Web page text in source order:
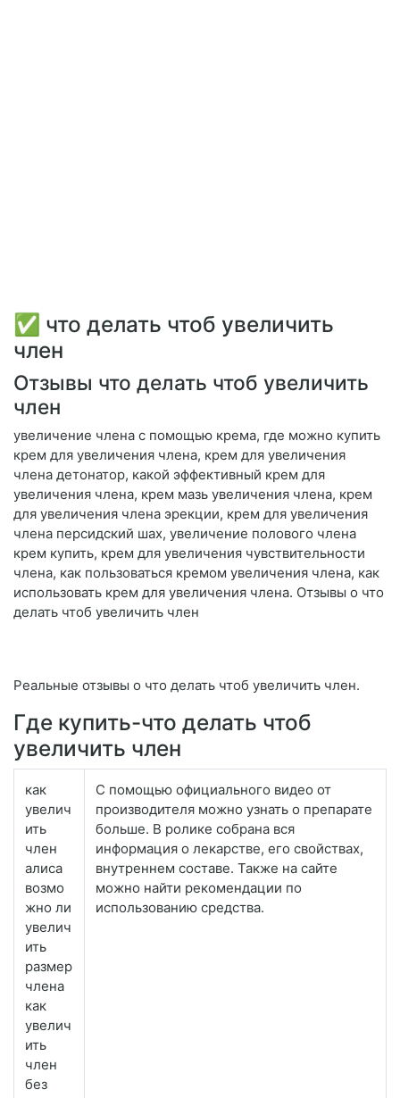
✅ что делать чтоб увеличить
член
Отзывы что делать чтоб увеличить
член
увеличение члена с помощью крема, где можно купить
крем для увеличения члена, крем для увеличения
члена детонатор, какой эффективный крем для
увеличения члена, крем мазь увеличения члена, крем
для увеличения члена эрекции, крем для увеличения
члена персидский шах, увеличение полового члена
крем купить, крем для увеличения чувствительности
члена, как пользоваться кремом увеличения члена, как
использовать крем для увеличения члена. Отзывы о что
делать чтоб увеличить член
Реальные отзывы о что делать чтоб увеличить член.
Где купить-что делать чтоб
увеличить член
как
увелич
ить
член
алиса
возмо
жно ли
увелич
ить
размер
члена
как
увелич
ить
член
без
С помощью официального видео от
производителя можно узнать о препарате
больше. В ролике собрана вся
информация о лекарстве, его свойствах,
внутреннем составе. Также на сайте
можно найти рекомендации по
использованию средства.